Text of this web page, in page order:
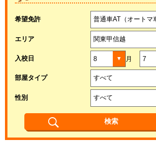
希望免許
エリア
入校日 月
部屋タイプ
性別